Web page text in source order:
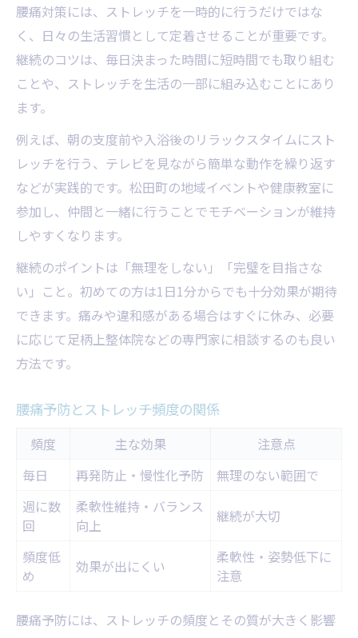
腰痛対策には、ストレッチを一時的に行うだけではな
く、日々の生活習慣として定着させることが重要です。
継続のコツは、毎日決まった時間に短時間でも取り組む
ことや、ストレッチを生活の一部に組み込むことにあり
ます。
例えば、朝の支度前や入浴後のリラックスタイムにスト
レッチを行う、テレビを見ながら簡単な動作を繰り返す
などが実践的です。松田町の地域イベントや健康教室に
参加し、仲間と一緒に行うことでモチベーションが維持
しやすくなります。
継続のポイントは「無理をしない」「完璧を目指さな
い」こと。初めての方は1日1分からでも十分効果が期待
できます。痛みや違和感がある場合はすぐに休み、必要
に応じて足柄上整体院などの専門家に相談するのも良い
方法です。
腰痛予防とストレッチ頻度の関係
頻度 主な効果
注意点
毎日
再発防止・慢性化予防
無理のない範囲で
週に数
回
柔軟性維持・バランス
向上
継続が大切
頻度低
め
効果が出にくい
柔軟性・姿勢低下に
注意
腰痛予防には、ストレッチの頻度とその質が大きく影響